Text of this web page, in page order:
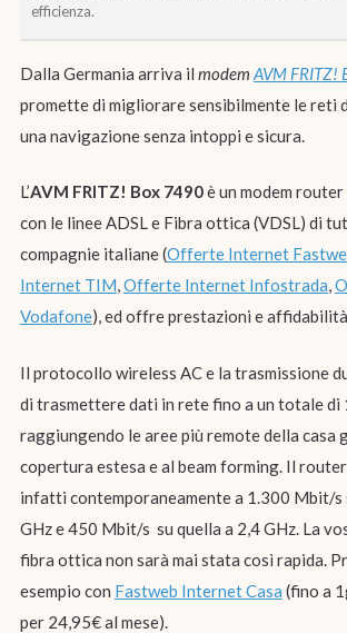
efficienza.
Dalla Germania arriva il modem AVM FRITZ!
promette di migliorare sensibilmente le reti
una navigazione senza intoppi e sicura.
L’AVM FRITZ! Box 7490è un modem
con le linee ADSL e Fibra ottica (VDSL) di
compagnie italiane (Offerte Internet
Internet TIM,Offerte Internet Infostrada,
Vodafone), ed offre prestazioni e
Il protocollo wireless AC e la trasmissione
di trasmettere dati in rete fino a un totale di
raggiungendo le aree più remote della casa
copertura estesa e al beam forming. Il
infatti contemporaneamente a 1.300 Mbit/s
GHz e 450 Mbit/s su quella a 2,4 GHz. La
fibra ottica non sarà mai stata così rapida.
esempio con Fastweb Internet Casa (fino a
per 24,95€ al mese).